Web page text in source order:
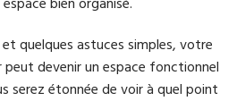
quelques astuces simples, votre
peut devenir un espace fonctionnel
serez étonnée de voir à quel point